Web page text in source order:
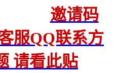
邀请码
服QQ联系方
请看此贴